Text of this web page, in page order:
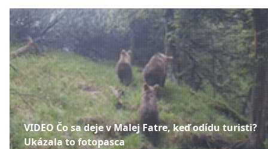
VIDEO Čo sa deje v Malej Fatre, keď odídu turisti?
Ukázala to fotopasca